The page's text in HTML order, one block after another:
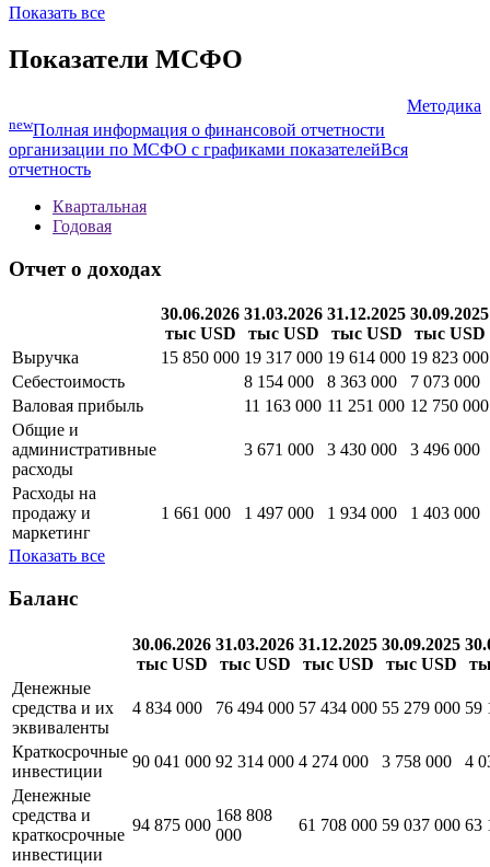
Показать все
Показатели МСФО
Методика
newПолная информация о финансовой отчетности
организации по МСФО с графиками показателейВся
отчетность
Квартальная
Годовая
Отчет о доходах
30.06.2026
тыс USD
31.03.2026
тыс USD
31.12.2025
тыс USD
30.09.2025
тыс USD
Выручка
15 850 000 19 317 000 19 614 000 19 823 000
Себестоимость
8 154 000 8 363 000
7 073 000
Валовая прибыль
11 163 000 11 251 000 12 750 000
Общие и
административные
расходы
3 671 000 3 430 000 3 496 000
Расходы на
продажу и
маркетинг
1 661 000 1 497 000 1 934 000 1 403 000
Показать все
Баланс
30.06.2026
тыс USD
31.03.2026
тыс USD
31.12.2025
тыс USD
30.09.2025
тыс USD
Денежные
средства и их
эквиваленты
4 834 000 76 494 000 57 434 000 55 279 000 59
Краткосрочные
инвестиции
90 041 000 92 314 000 4 274 000 3 758 000
4
Денежные
средства и
краткосрочные
инвестиции
94 875 000
168 808
000
61 708 000 59 037 000 63